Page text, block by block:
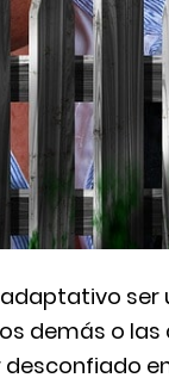
ser
demás o las